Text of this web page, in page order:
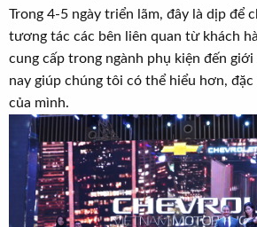
Trong 4-5 ngày triển lãm, đây là dịp để
tương tác các bên liên quan từ khách
cung cấp trong ngành phụ kiện đến
nay giúp chúng tôi có thể hiểu hơn,
của mình.